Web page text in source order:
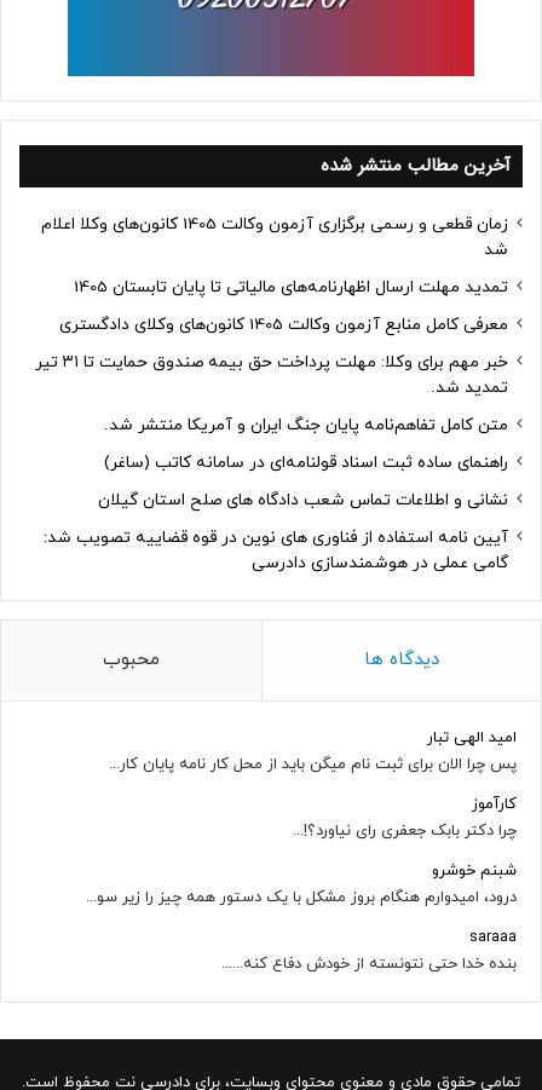
آخرین مطالب منتشر شده
زمان قطعی و رسمی برگزاری آزمون وکالت 1405 کانون‌های وکلا اعلام
شد
تمدید مهلت ارسال اظهارنامه‌های مالیاتی تا پایان تابستان 1405
معرفی کامل منابع آزمون وکالت 1405 کانون‌های وکلای دادگستری
خبر مهم برای وکلا: مهلت پرداخت حق بیمه صندوق حمایت تا ۳۱ تیر
تمدید شد.
متن کامل تفاهم‌نامه پایان جنگ ایران و آمریکا منتشر شد.
راهنمای ساده ثبت اسناد قولنامه‌ای در سامانه کاتب (ساغر)
نشانی و اطلاعات تماس شعب دادگاه های صلح استان گیلان
آیین نامه استفاده از فناوری های نوین در قوه قضاییه تصویب شد:
گامی عملی در هوشمندسازی دادرسی
دیدگاه ها محبوب
امید الهی تبار
پس چرا الان برای ثبت نام میگن باید از محل کار نامه پایان کار...
کارآموز
چرا دکتر بابک جعفری رای نیاورد؟!...
شبنم خوشرو
درود، امیدوارم هنگام بروز مشکل با یک دستور همه چیز را زیر سو...
saraaa
بنده خدا حتی نتونسته از خودش دفاع کنه......
تمامی حقوق مادی و معنوی محتوای وبسایت، برای دادرسی نت محفوظ است.